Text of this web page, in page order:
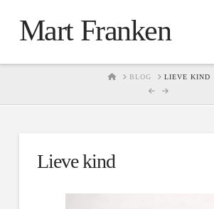
Mart Franken
HOMEBLOG LIEVE KIND
Lieve kind